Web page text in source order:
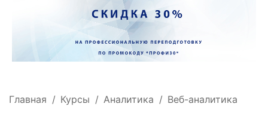
Главная Курсы Аналитика Веб-аналитика